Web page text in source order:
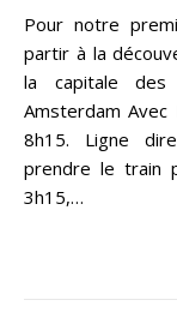
Pour notre
partir à la
la capitale
Amsterdam
8h15. Ligne
prendre le train
3h15,…